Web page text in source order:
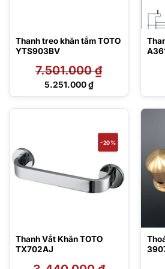
Thanh treo khăn tắm TOTO
YTS903BV
7.501.000₫
Giá
5.251.000₫
Giá
5.251.000 ₫.
-20%
Thanh Vắt Khăn TOTO
TX702AJ